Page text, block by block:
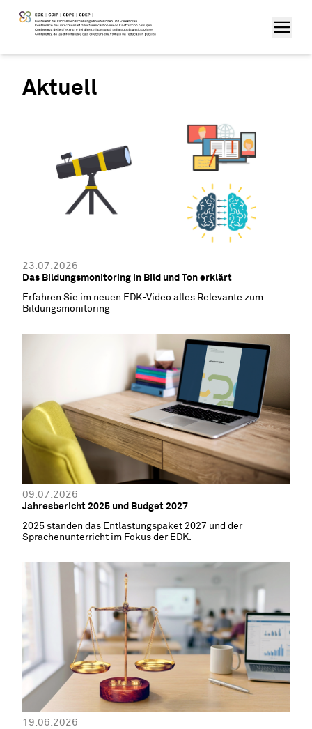
Aktuell
23.07.2026
Das Bildungsmonitoring in Bild und Ton erklärt
Erfahren Sie im neuen EDK-Video alles Relevante zum
Bildungsmonitoring
09.07.2026
Jahresbericht 2025 und Budget 2027
2025 standen das Entlastungspaket 2027 und der
Sprachenunterricht im Fokus der EDK.
19.06.2026